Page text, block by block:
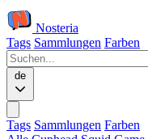
Nosteria
Tags Sammlungen Farben
de
Tags Sammlungen Farben